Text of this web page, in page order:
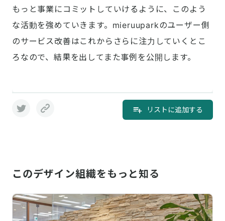
もっと事業にコミットしていけるように、このよう
な活動を強めていきます。mieruuparkのユーザー側
のサービス改善はこれからさらに注力していくとこ
ろなので、結果を出してまた事例を公開します。
リストに追加する
このデザイン組織をもっと知る